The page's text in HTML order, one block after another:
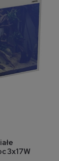
3x17W